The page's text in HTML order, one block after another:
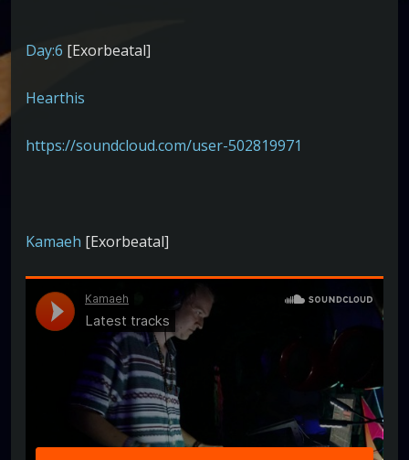
Day:6 [Exorbeatal]
Hearthis
https://soundcloud.com/user-502819971
Kamaeh [Exorbeatal]